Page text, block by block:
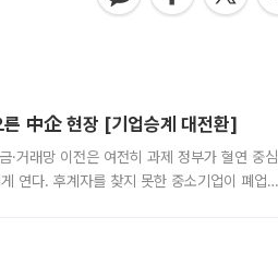
른 中企 현장 [기업승계 대전환]
·거래망 이전은 여전히 과제 정부가 혈연 중심
연다. 후계자를 찾지 못한 중소기업이 폐업